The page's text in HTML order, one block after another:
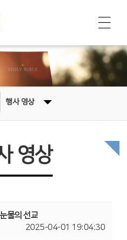
행사 영상
영상
물의 선교
2025-04-01 19:04:30